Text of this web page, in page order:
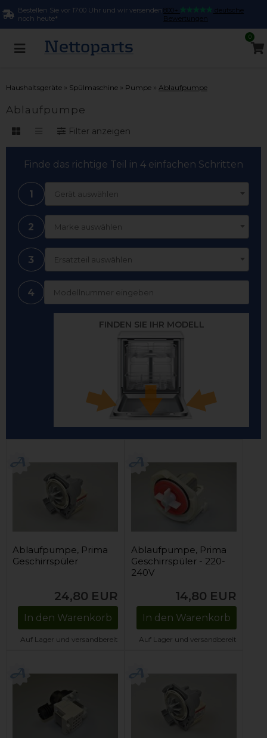
Bestellen Sie vor 17:00 Uhr und wir versenden
noch heute*
800+
deutsche
Bewertungen
0
Haushaltsgeräte » Spülmaschine » Pumpe » Ablaufpumpe
Ablaufpumpe
Filter anzeigen
Finde das richtige Teil in 4 einfachen Schritten
1 Gerät auswählen
2 Marke auswählen
3 Ersatzteil auswählen
4
FINDEN SIE IHR MODELL
Ablaufpumpe, Prima
Geschirrspüler
24,80 EUR
In den Warenkorb
Auf Lager und versandbereit
Ablaufpumpe, Prima
Geschirrspüler - 220-
240V
14,80 EUR
In den Warenkorb
Auf Lager und versandbereit